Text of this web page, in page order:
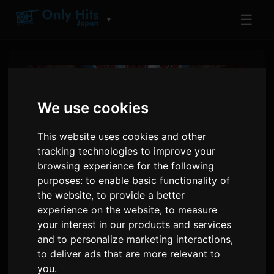
We use cookies
This website uses cookies and other
tracking technologies to improve your
browsing experience for the following
purposes:to enable basic functionality of
the website,to provide a better
experience on the website,to measure
your interest in our products and services
and to personalize marketing interactions,
to deliver ads that are more relevant to
you.
▼ ☰
Anime 'The Prince of Tennis'
Fillon Vitin e 25-vjeçar të
Jubileut